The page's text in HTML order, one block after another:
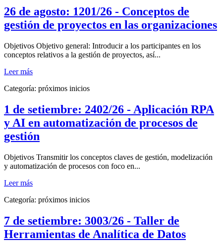
26 de agosto: 1201/26 - Conceptos de
gestión de proyectos en las organizaciones
Objetivos Objetivo general: Introducir a los participantes en los
conceptos relativos a la gestión de proyectos, así...
Leer más
Categoría: próximos inicios
1 de setiembre: 2402/26 - Aplicación RPA
y AI en automatización de procesos de
gestión
Objetivos Transmitir los conceptos claves de gestión, modelización
y automatización de procesos con foco en...
Leer más
Categoría: próximos inicios
7 de setiembre: 3003/26 - Taller de
Herramientas de Analítica de Datos